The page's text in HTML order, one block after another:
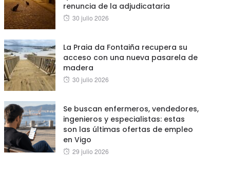
renuncia de la adjudicataria
Posted
30 julio 2026
La Praia da Fontaiña recupera su
acceso con una nueva pasarela de
madera
Posted
30 julio 2026
Se buscan enfermeros, vendedores,
ingenieros y especialistas: estas
son las últimas ofertas de empleo
en Vigo
Posted
29 julio 2026